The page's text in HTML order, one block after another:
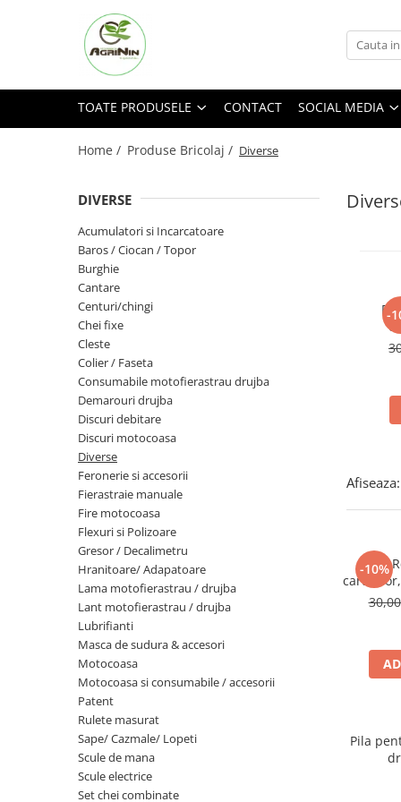
Toate Produsele
Amestec de pasune si cosit
Floarea soarelui
Seminte gazon
Seminte lucerna
Seminte flori
Seminte porumb
Seminte Porumb
Semnte porumb zaharat
Cartofi samanta
Seminte legume
Plante medicinale
Seminte ardei
Seminte broccoli
Seminte castraveti
Seminte ceapa
Seminte conopida
Seminte de Gulii
Seminte de Leustean
Seminte de Patrunjel
Seminte de praz
Seminte dovleac decorativ
Seminte dovlecel / dovleac
Seminte fasole
Seminte mazare
Social media
Nu ai gasit produsul cautat?
TOATE PRODUSELE CONTACT SOCIAL MEDIA
Home / Produse Bricolaj / Diverse
DIVERSE
Acumulatori si Incarcatoare
Baros / Ciocan / Topor
Burghie
Cantare
Centuri/chingi
Chei fixe
Cleste
Colier / Faseta
Consumabile motofierastrau drujba
Demarouri drujba
Discuri debitare
Discuri motocoasa
Diverse
Feronerie si accesorii
Fierastraie manuale
Fire motocoasa
Flexuri si Polizoare
Gresor / Decalimetru
Hranitoare/ Adapatoare
Lama motofierastrau / drujba
Lant motofierastrau / drujba
Lubrifianti
Masca de sudura & accesori
Motocoasa
Motocoasa si consumabile / accesorii
Patent
Rulete masurat
Sape/ Cazmale/ Lopeti
Scule de mana
Scule electrice
Set chei combinate
-
Afiseaza:
-10%
Bros
Pila